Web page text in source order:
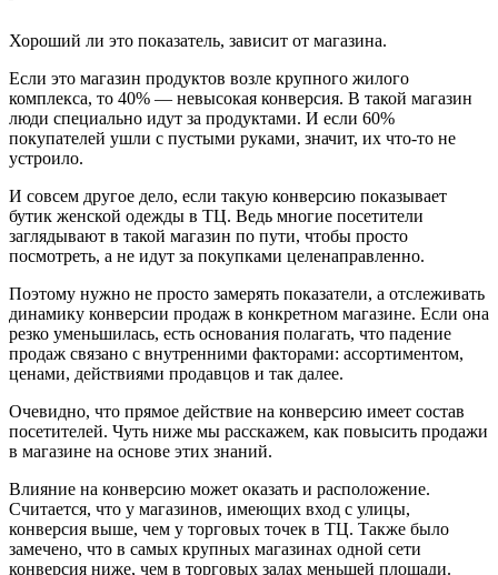
Хороший ли это показатель, зависит от магазина.
Если это магазин продуктов возле крупного жилого
комплекса, то 40% — невысокая конверсия. В такой магазин
люди специально идут за продуктами. И если 60%
покупателей ушли с пустыми руками, значит, их что-то не
устроило.
И совсем другое дело, если такую конверсию показывает
бутик женской одежды в ТЦ. Ведь многие посетители
заглядывают в такой магазин по пути, чтобы просто
посмотреть, а не идут за покупками целенаправленно.
Поэтому нужно не просто замерять показатели, а отслеживать
динамику конверсии продаж в конкретном магазине. Если она
резко уменьшилась, есть основания полагать, что падение
продаж связано с внутренними факторами: ассортиментом,
ценами, действиями продавцов и так далее.
Очевидно, что прямое действие на конверсию имеет состав
посетителей. Чуть ниже мы расскажем, как повысить продажи
в магазине на основе этих знаний.
Влияние на конверсию может оказать и расположение.
Считается, что у магазинов, имеющих вход с улицы,
конверсия выше, чем у торговых точек в ТЦ. Также было
замечено, что в самых крупных магазинах одной сети
конверсия ниже, чем в торговых залах меньшей площади.